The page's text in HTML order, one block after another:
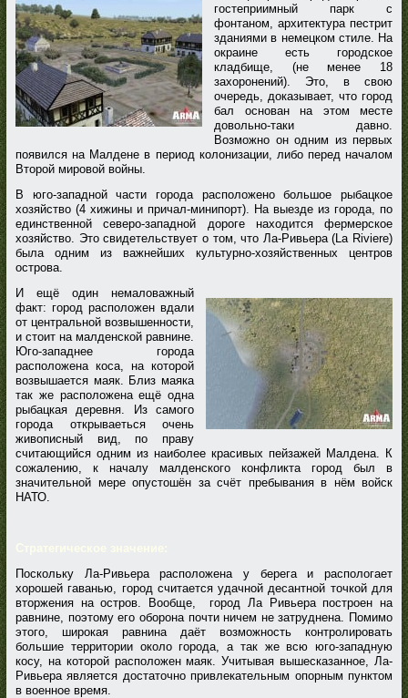
гостеприимный парк с
фонтаном, архитектура пестрит
зданиями в немецком стиле. На
окраине есть городское
кладбище, (не менее 18
захоронений). Это, в свою
очередь, доказывает, что город
бал основан на этом месте
довольно-таки давно.
Возможно он одним из первых
появился на Малдене в период колонизации, либо перед началом
Второй мировой войны.
В юго-западной части города расположено большое рыбацкое
хозяйство (4 хижины и причал-минипорт). На выезде из города, по
единственной северо-западной дороге находится фермерское
хозяйство. Это свидетельствует о том, что Ла-Ривьера (La Riviere)
была одним из важнейших культурно-хозяйственных центров
острова.
И ещё один немаловажный
факт: город расположен вдали
от центральной возвышенности,
и стоит на малденской равнине.
Юго-западнее города
расположена коса, на которой
возвышается маяк. Близ маяка
так же расположена ещё одна
рыбацкая деревня. Из самого
города открываеться очень
живописный вид, по праву
считающийся одним из наиболее красивых пейзажей Малдена. К
сожалению, к началу малденского конфликта город был в
значительной мере опустошён за счёт пребывания в нём войск
НАТО.
Поскольку Ла-Ривьера расположена у берега и распологает
хорошей гаванью, город считается удачной десантной точкой для
вторжения на остров. Вообще, город Ла Ривьера построен на
равнине, поэтому его оборона почти ничем не затруднена. Помимо
этого, широкая равнина даёт возможность контролировать
большие территории около города, а так же всю юго-западную
косу, на которой расположен маяк. Учитывая вышесказанное, Ла-
Ривьера является достаточно привлекательным опорным пунктом
в военное время.